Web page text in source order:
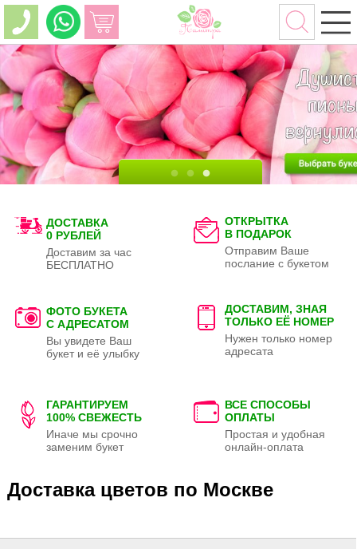
ДОСТАВКА
0 РУБЛЕЙ
Доставим за час
БЕСПЛАТНО
ОТКРЫТКА
В ПОДАРОК
Отправим Ваше
послание с букетом
ФОТО БУКЕТА
С АДРЕСАТОМ
Вы увидете Ваш
букет и её улыбку
ДОСТАВИМ, ЗНАЯ
ТОЛЬКО ЕЁ НОМЕР
Нужен только номер
адресата
ГАРАНТИРУЕМ
100% СВЕЖЕСТЬ
Иначе мы срочно
заменим букет
ВСЕ СПОСОБЫ
ОПЛАТЫ
Простая и удобная
онлайн-оплата
Доставка цветов по Москве